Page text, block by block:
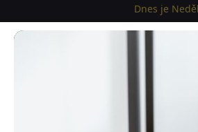
Dnes je